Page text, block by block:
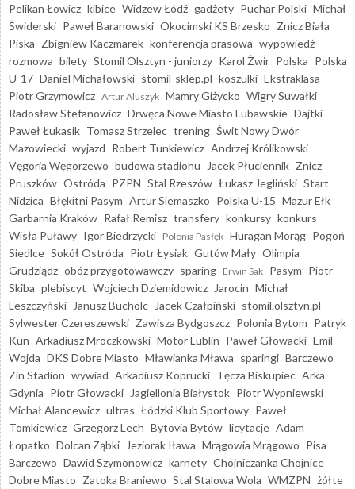
Pelikan Łowicz kibice Widzew Łódź gadżety Puchar Polski Michał
Świderski Paweł Baranowski Okocimski KS Brzesko Znicz Biała
Piska Zbigniew Kaczmarek konferencja prasowa wypowiedź
rozmowa bilety Stomil Olsztyn - juniorzy Karol Żwir Polska Polska
U-17 Daniel Michałowski stomil-sklep.pl koszulki Ekstraklasa
Piotr Grzymowicz Artur Aluszyk Mamry Giżycko Wigry Suwałki
Radosław Stefanowicz Drwęca Nowe Miasto Lubawskie Dajtki
Paweł Łukasik Tomasz Strzelec trening Świt Nowy Dwór
Mazowiecki wyjazd Robert Tunkiewicz Andrzej Królikowski
Vęgoria Węgorzewo budowa stadionu Jacek Płuciennik Znicz
Pruszków Ostróda PZPN Stal Rzeszów Łukasz Jegliński Start
Nidzica Błękitni Pasym Artur Siemaszko Polska U-15 Mazur Ełk
Garbarnia Kraków Rafał Remisz transfery konkursy konkurs
Wisła Puławy Igor Biedrzycki Polonia Pasłęk Huragan Morąg Pogoń
Siedlce Sokół Ostróda Piotr Łysiak Gutów Mały Olimpia
Grudziądz obóz przygotowawczy sparing Erwin Sak Pasym Piotr
Skiba plebiscyt Wojciech Dziemidowicz Jarocin Michał
Leszczyński
Janusz Bucholc Jacek Czałpiński stomil.olsztyn.pl
Sylwester Czereszewski Zawisza Bydgoszcz Polonia Bytom Patryk
Kun Arkadiusz Mroczkowski Motor Lublin Paweł Głowacki Emil
Wojda DKS Dobre Miasto Mławianka Mława sparingi Barczewo
Zin Stadion wywiad Arkadiusz Koprucki Tęcza Biskupiec Arka
Gdynia Piotr Głowacki Jagiellonia Białystok Piotr Wypniewski
Michał Alancewicz ultras Łódzki Klub Sportowy Paweł
Tomkiewicz Grzegorz Lech Bytovia Bytów licytacje Adam
Łopatko Dolcan Ząbki Jeziorak Iława Mrągowia Mrągowo Pisa
Barczewo Dawid Szymonowicz karnety Chojniczanka Chojnice
Dobre Miasto Zatoka Braniewo Stal Stalowa Wola WMZPN żółte